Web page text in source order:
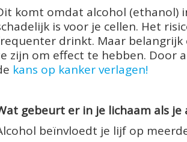
komt omdat alcohol (ethanol)
is voor je cellen. Het
drinkt. Maar
zijn om effect te hebben. Door
kans op kanker verlagen!
gebeurt er in je lichaam als je
beïnvloedt je lijf op